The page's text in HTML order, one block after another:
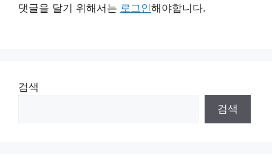
댓글을 달기 위해서는 로그인해야합니다.
검색
검색